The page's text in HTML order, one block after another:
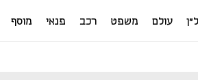
עולם משפט רכב פנאי מוסף